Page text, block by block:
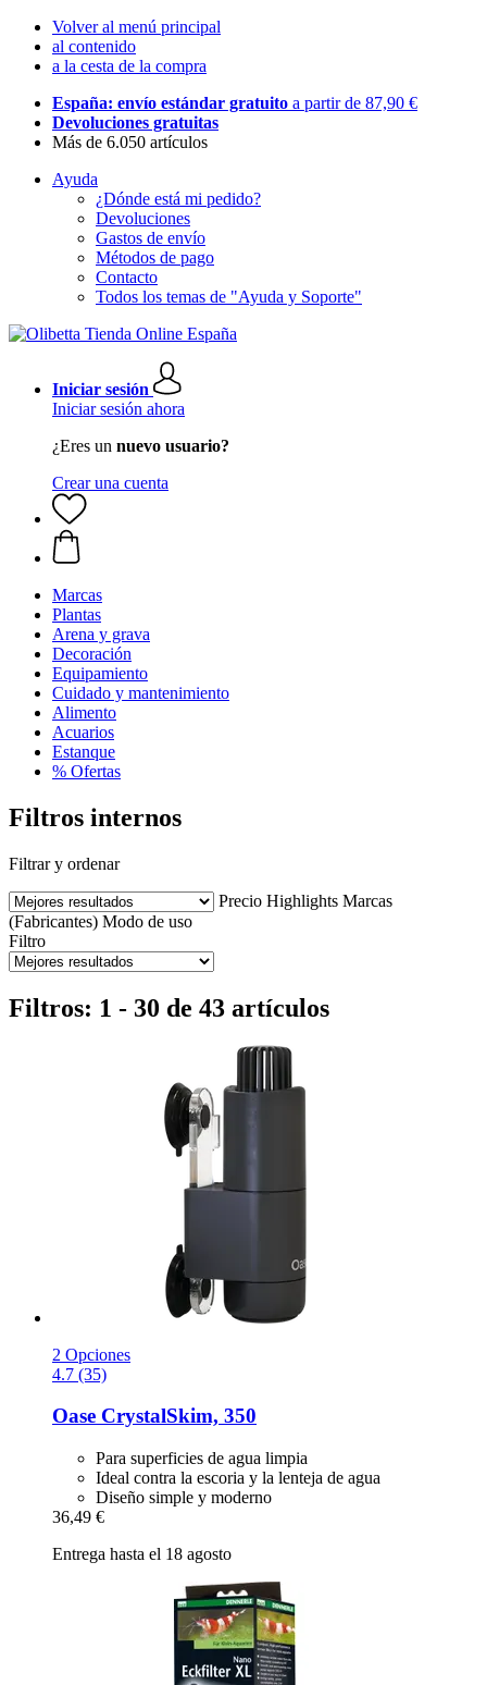
Volver al menú principal
al contenido
a la cesta de la compra
España: envío estándar gratuito a partir de 87,90 €
Devoluciones gratuitas
Más de 6.050 artículos
Ayuda
¿Dónde está mi pedido?
Devoluciones
Gastos de envío
Métodos de pago
Contacto
Todos los temas de "Ayuda y Soporte"
Iniciar sesión
Iniciar sesión ahora
¿Eres un nuevo usuario?
Crear una cuenta
Marcas
Plantas
Arena y grava
Decoración
Equipamiento
Cuidado y mantenimiento
Alimento
Acuarios
Estanque
% Ofertas
Filtros internos
Filtrar y ordenar
Precio Highlights Marcas
(Fabricantes) Modo de uso
Filtro
Filtros: 1 - 30 de 43 artículos
2 Opciones
4.7 (35)
Oase CrystalSkim, 350
Para superficies de agua limpia
Ideal contra la escoria y la lenteja de agua
Diseño simple y moderno
36,49 €
Entrega hasta el 18 agosto